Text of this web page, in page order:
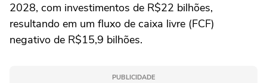
2028, com investimentos de R$22 bilhões,
resultando em um fluxo de caixa livre (FCF)
negativo de R$15,9 bilhões.
PUBLICIDADE